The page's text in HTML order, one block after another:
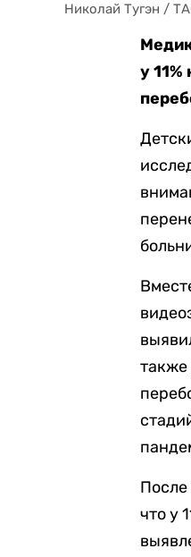
Николай Тугэн /
у
также
После
что у